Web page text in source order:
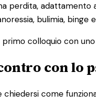
perdita,
bulimia,
colloquio con
con lo
come